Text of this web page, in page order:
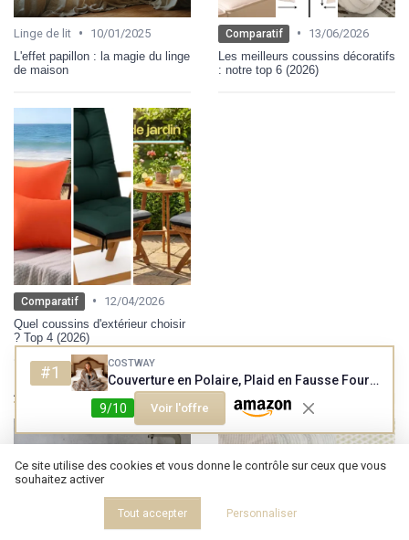
#1 COSTWAY
Couverture en Polaire, Plaid en Fausse Fourrure Moelleuse de Luxe Douce et Pelucheuse, Couverture Décorative Épaisse, Chaude et Confortable pour Lit, Canapé, Fauteuil, 153 x 203 cm, Marron Marron 150 x 200 cm
9/10
Voir l'offre
Linge de lit •
10/01/2025
L'effet papillon : la magie du linge
de maison
Comparatif •
13/06/2026
Les meilleurs coussins décoratifs
: notre top 6 (2026)
Comparatif •
12/04/2026
Quel coussins d'extérieur choisir
? Top 4 (2026)
À lire aussi
Ce site utilise des cookies et vous donne le contrôle sur ceux que vous
souhaitez activer
Tout accepter Personnaliser